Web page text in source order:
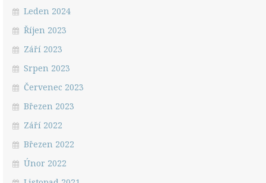
Leden 2024
Říjen 2023
Září 2023
Srpen 2023
Červenec 2023
Březen 2023
Září 2022
Březen 2022
Únor 2022